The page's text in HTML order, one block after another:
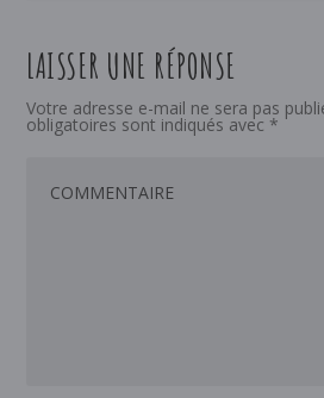
LAISSER UNE RÉPONSE
Votre adresse e-mail ne sera pas
obligatoires sont indiqués avec *